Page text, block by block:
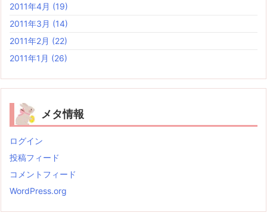
2011年4月 (19)
2011年3月 (14)
2011年2月 (22)
2011年1月 (26)
メタ情報
ログイン
投稿フィード
コメントフィード
WordPress.org